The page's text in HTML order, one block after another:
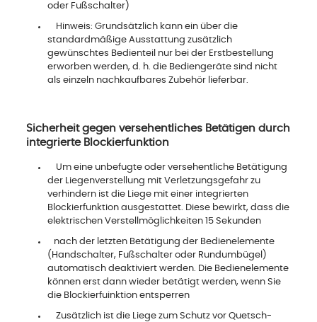
oder Fußschalter)
Hinweis: Grundsätzlich kann ein über die
standardmäßige Ausstattung zusätzlich
gewünschtes Bedienteil nur bei der Erstbestellung
erworben werden, d. h. die Bediengeräte sind nicht
als einzeln nachkaufbares Zubehör lieferbar.
Sicherheit gegen versehentliches Betätigen durch
integrierte Blockierfunktion
Um eine unbefugte oder versehentliche Betätigung
der Liegenverstellung mit Verletzungsgefahr zu
verhindern ist die Liege mit einer integrierten
Blockierfunktion ausgestattet. Diese bewirkt, dass die
elektrischen Verstellmöglichkeiten 15 Sekunden
nach der letzten Betätigung der Bedienelemente
(Handschalter, Fußschalter oder Rundumbügel)
automatisch deaktiviert werden. Die Bedienelemente
können erst dann wieder betätigt werden, wenn Sie
die Blockierfuinktion entsperren
Zusätzlich ist die Liege zum Schutz vor Quetsch-